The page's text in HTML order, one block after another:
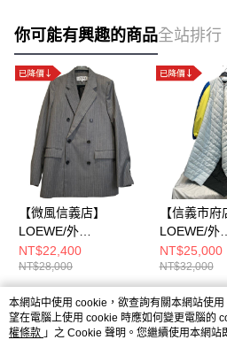
你可能有興趣的商品全站排行
【微風信義店】
LOEWE/外
套/46/HSM1Y03W32
NT$22,400
NT$28,000
【信義市府
LOEWE/外
套/34/
NT$25,000
NT$32,000
熱門標籤
本網站中使用 cookie，欲查詢有關本網站使
望在電腦上使用 cookie 時應如何變更電腦的
權條款 」之 Cookie 聲明。您繼續使用本網